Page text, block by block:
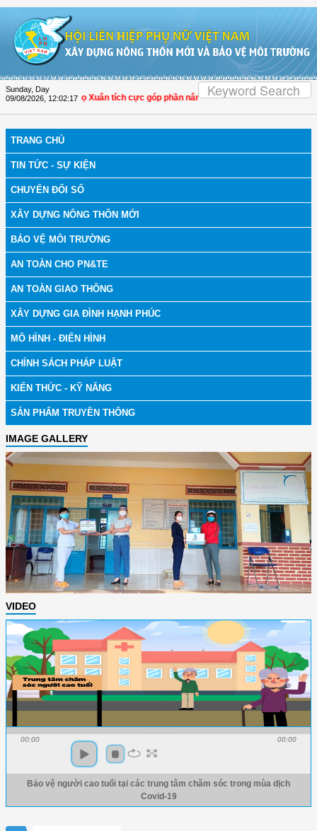
Sunday, Day
09/08/2026 12:02:18
Hội LHPN Thọ Xuân tích cực góp phần nâng cao tỷ lệ người dân tham gia
TRANG CHỦ
TIN TỨC - SỰ KIỆN
CHUYỂN ĐỔI SỐ
XÂY DỰNG NÔNG THÔN MỚI
BẢO VỆ MÔI TRƯỜNG
AN TOÀN CHO PN&TE
AN TOÀN GIAO THÔNG
XÂY DỰNG GIA ĐÌNH HẠNH PHÚC
MÔ HÌNH - ĐIỂN HÌNH
CHÍNH SÁCH PHÁP LUẬT
KIẾN THỨC - KỸ NĂNG
SẢN PHẨM TRUYỀN THÔNG
IMAGE GALLERY
VIDEO
00:00 00:00
Bảo vệ người cao tuổi tại các trung tâm chăm sóc trong mùa dịch
Covid-19